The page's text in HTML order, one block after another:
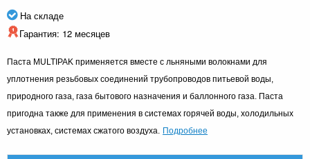
На складе
Гарантия: 12 месяцев
Паста MULTIPAK применяется вместе с льняными волокнами для
уплотнения резьбовых соединений трубопроводов питьевой воды,
природного газа, газа бытового назначения и баллонного газа. Паста
пригодна также для применения в системах горячей воды, холодильных
установках, системах сжатого воздуха.
Подробнее